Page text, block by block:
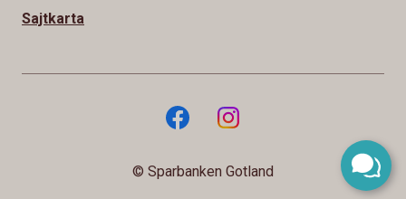
Sajtkarta
© Sparbanken Gotland